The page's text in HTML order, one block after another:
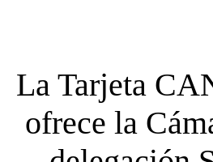
La Tarjeta
ofrece la